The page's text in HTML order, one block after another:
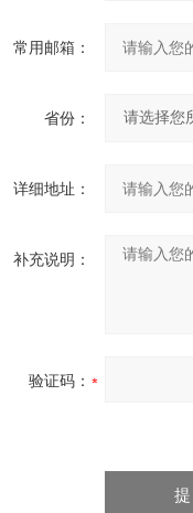
常用邮箱：
省份：
详细地址：
补充说明：
验证码：